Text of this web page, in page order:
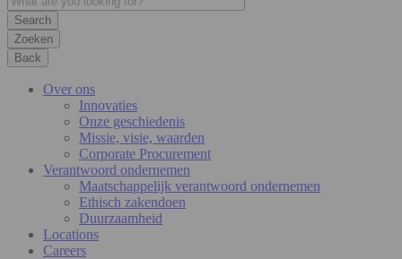
Zoeken
Back
Over ons
Innovaties
Onze geschiedenis
Missie, visie, waarden
Corporate Procurement
Verantwoord ondernemen
Maatschappelijk verantwoord ondernemen
Ethisch zakendoen
Duurzaamheid
Locations
Careers